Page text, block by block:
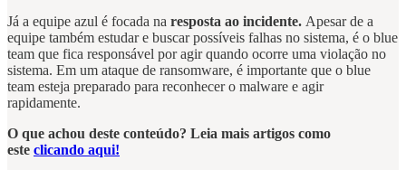
Já a equipe azul é focada na resposta ao incidente. Apesar de a
equipe também estudar e buscar possíveis falhas no sistema, é o blue
team que fica responsável por agir quando ocorre uma violação no
sistema. Em um ataque de ransomware, é importante que o blue
team esteja preparado para reconhecer o malware e agir
rapidamente.
O que achou deste conteúdo? Leia mais artigos como
este clicando aqui!